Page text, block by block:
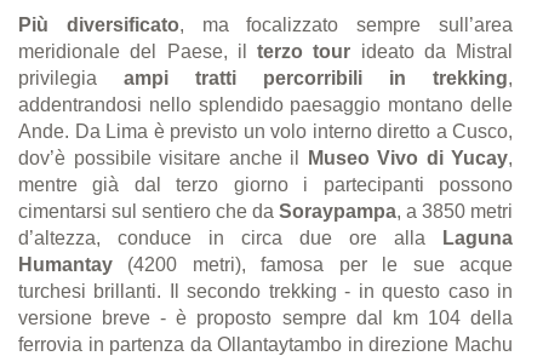
Più diversificato, ma focalizzato sempre sull’area
meridionale del Paese, il terzo tour ideato da Mistral
privilegia ampi tratti percorribili in trekking,
addentrandosi nello splendido paesaggio montano delle
Ande. Da Lima è previsto un volo interno diretto a Cusco,
dov’è possibile visitare anche il
Museo Vivo di Yucay,
mentre già dal terzo giorno i partecipanti possono
cimentarsi sul sentiero che da Soraypampa, a 3850 metri
d’altezza, conduce in circa due ore alla
Laguna
Humantay (4200 metri), famosa per le sue acque
turchesi brillanti. Il secondo trekking- inquesto caso in
versione breve - è proposto sempre dal km 104 della
ferrovia in partenza da Ollantaytambo in direzione Machu